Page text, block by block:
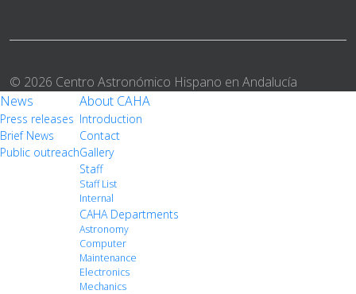
© 2026 Centro Astronómico Hispano en Andalucía
News
Press releases
Brief News
Public outreach
About CAHA
Introduction
Contact
Gallery
Staff
Staff List
Internal
CAHA Departments
Astronomy
Computer
Maintenance
Electronics
Mechanics